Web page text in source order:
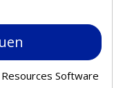
Software